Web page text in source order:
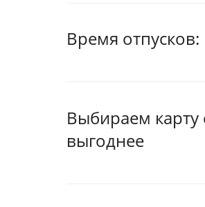
Время отпусков:
Выбираем карту
выгоднее